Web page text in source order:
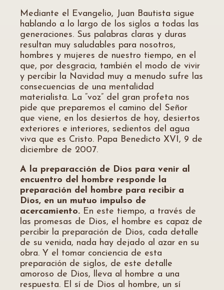
Mediante el Evangelio, Juan Bautista sigue
hablando a lo largo de los siglos a todas las
generaciones. Sus palabras claras y duras
resultan muy saludables para nosotros,
hombres y mujeres de nuestro tiempo, en el
que, por desgracia, también el modo de vivir
y percibir la Navidad muy a menudo sufre las
consecuencias de una mentalidad
materialista. La “voz” del gran profeta nos
pide que preparemos el camino del Señor
que viene, en los desiertos de hoy, desiertos
exteriores e interiores, sedientos del agua
viva que es Cristo. Papa Benedicto XVI, 9 de
diciembre de 2007.
A la preparacción de Dios para venir al
encuentro del hombre responde la
preparación del hombre para recibir a
Dios, en un mutuo impulso de
acercamiento. En este tiempo, a través de
las promesas de Dios, el hombre es capaz de
percibir la preparación de Dios, cada detalle
de su venida, nada hay dejado al azar en su
obra. Y el tomar conciencia de esta
preparación de siglos, de este detalle
amoroso de Dios, lleva al hombre a una
respuesta. El sí de Dios al hombre, un sí